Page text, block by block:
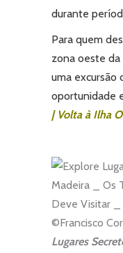
durante
Para quem
zona oeste da
uma excursão
oportunidade
| Volta à Ilha
Lugares